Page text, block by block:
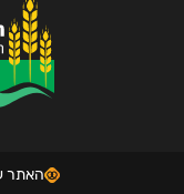
האתר